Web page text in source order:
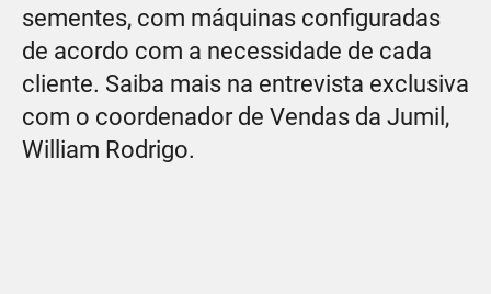
sementes, com máquinas configuradas
de acordo com a necessidade de cada
cliente. Saiba mais na entrevista exclusiva
com o coordenador de Vendas da Jumil,
William Rodrigo.